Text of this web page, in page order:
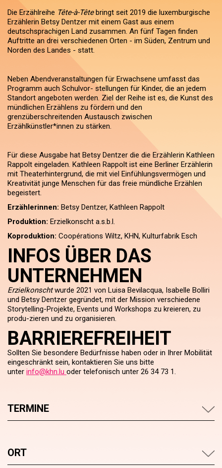
Die Erzählreihe Tête-à-Têtebringt seit 2019 die luxemburgische
Erzählerin Betsy Dentzer mit einem Gast aus einem
deutschsprachigen Land zusammen. An fünf Tagen finden
Auftritte an drei verschiedenen Orten - im Süden, Zentrum und
Norden des Landes - statt.
Neben Abendveranstaltungen für Erwachsene umfasst das
Programm auch Schulvor- stellungen für Kinder, die an jedem
Standort angeboten werden. Ziel der Reihe ist es, die Kunst des
mündlichen Erzählens zu fördern und den
grenzüberschreitenden Austausch zwischen
Erzählkünstler*innen zu stärken.
Für diese Ausgabe hat Betsy Dentzer die die Erzählerin Kathleen
Rappolt eingeladen. Kathleen Rappolt ist eine Berliner Erzählerin
mit Theaterhintergrund, die mit viel Einfühlungsvermögen und
Kreativität junge Menschen für das freie mündliche Erzählen
begeistert.
Erzählerinnen: Betsy Dentzer, Kathleen Rappolt
Produktion: Erzielkonscht a.s.b.l.
Koproduktion: Coopérations Wiltz, KHN, Kulturfabrik Esch
INFOS ÜBER DAS
UNTERNEHMEN
Erzielkonschtwurde 2021 von Luisa Bevilacqua, Isabelle Bolliri
und Betsy Dentzer gegründet, mit der Mission verschiedene
Storytelling-Projekte, Events und Workshops zu kreieren, zu
produ-zieren und zu organisieren.
BARRIEREFREIHEIT
Sollten Sie besondere Bedürfnisse haben oder in Ihrer Mobilität
eingeschränkt sein, kontaktieren Sie uns bitte
unter info@khn.lu oder telefonisch unter 26 34 73 1.
TERMINE
ORT